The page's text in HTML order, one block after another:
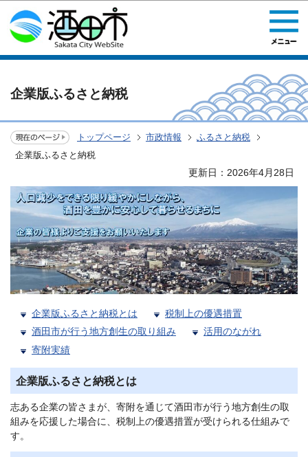
このページの本文へ移動
企業版ふるさと納税
トップページ 市政情報
ふるさと納税
企業版ふるさと納税
更新日：2026年4月28日
企業版ふるさと納税とは
税制上の優遇措置
酒田市が行う地方創生の取り組み
活用のながれ
寄附実績
企業版ふるさと納税とは
志ある企業の皆さまが、寄附を通じて酒田市が行う地方創生の取
組みを応援した場合に、税制上の優遇措置が受けられる仕組みで
す。